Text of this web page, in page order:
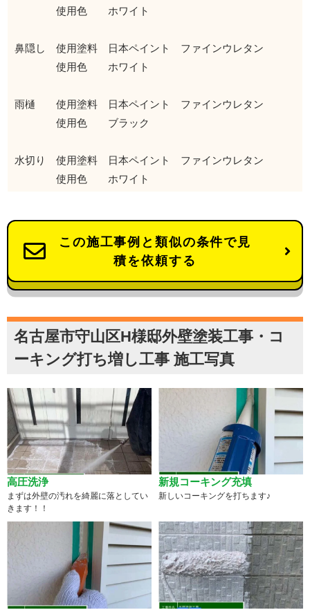
使用色 ホワイト
鼻隠し 使用塗料 日本ペイント ファインウレタン
使用色 ホワイト
雨樋 使用塗料 日本ペイント ファインウレタン
使用色 ブラック
水切り 使用塗料 日本ペイント ファインウレタン
使用色 ホワイト
この施工事例と類似の条件で見
積を依頼する
名古屋市守山区H様邸外壁塗装工事・コ
ーキング打ち増し工事 施工写真
高圧洗浄
まずは外壁の汚れを綺麗に落としてい
きます！！
新規コーキング充填
新しいコーキングを打ちます♪